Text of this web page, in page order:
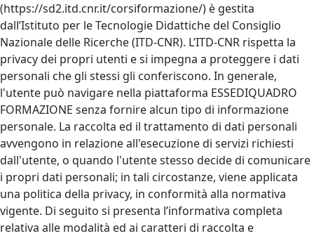
(https://sd2.itd.cnr.it/corsiformazione/) è gestita
dall’Istituto per le Tecnologie Didattiche del Consiglio
Nazionale delle Ricerche (ITD-CNR). L’ITD-CNR rispetta la
privacy dei propri utenti e si impegna a proteggere i dati
personali che gli stessi gli conferiscono. In generale,
l'utente può navigare nella piattaforma ESSEDIQUADRO
FORMAZIONE senza fornire alcun tipo di informazione
personale. La raccolta ed il trattamento di dati personali
avvengono in relazione all'esecuzione di servizi richiesti
dall'utente, o quando l'utente stesso decide di comunicare
i propri dati personali; in tali circostanze, viene applicata
una politica della privacy, in conformità alla normativa
vigente. Di seguito si presenta l’informativa completa
relativa alle modalità ed ai caratteri di raccolta e